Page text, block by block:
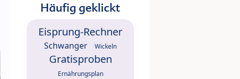
Häufig geklickt
Eisprung-Rechner
Schwanger Wickeln
Gratisproben
Ernährungsplan